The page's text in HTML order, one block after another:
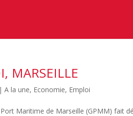
MARSEILLE
|A la une, Economie, Emploi
Maritime de Marseille (GPMM) fait